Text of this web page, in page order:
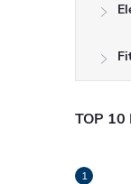
TOP 10